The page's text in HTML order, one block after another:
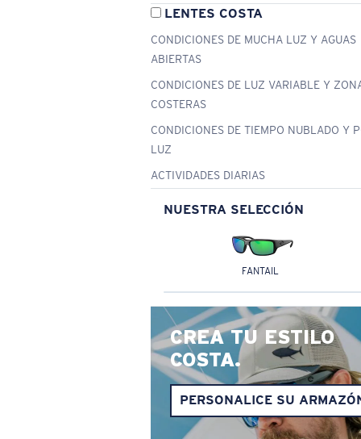
LENTES COSTA
CONDICIONES DE MUCHA LUZ Y AGUAS
ABIERTAS
CONDICIONES DE LUZ VARIABLE Y
COSTERAS
CONDICIONES DE TIEMPO NUBLADO Y
LUZ
ACTIVIDADES DIARIAS
NUESTRA SELECCIÓN
FANTAIL
CREA TU ESTILO
COSTA.
PERSONALICE SU